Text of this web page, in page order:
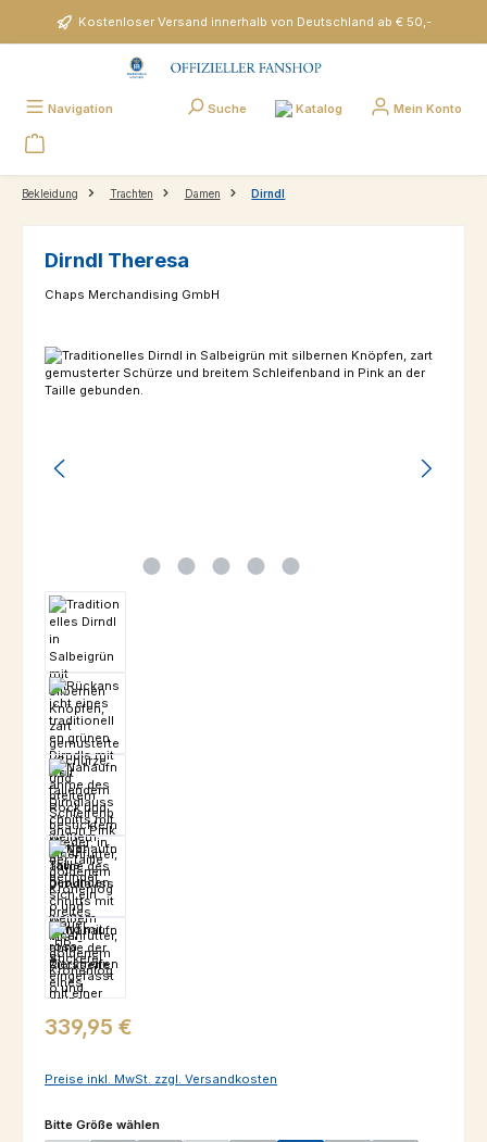
Zum Hauptinhalt springenKostenloser Versand innerhalb von Deutschland ab € 50,-
Navigation Suche Katalog Mein Konto
Bekleidung Trachten Damen Dirndl
Dirndl Theresa
Chaps Merchandising GmbH
Bildergalerie überspringen
Regulärer Preis:
339,95 €
Preise inkl. MwSt. zzgl. Versandkosten
Bitte Größe wählenauswählen